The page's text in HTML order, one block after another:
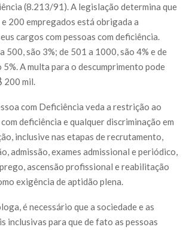
(8.213/91). A legislação determina que
200 empregados está obrigada a
cargos com pessoas com deficiência.
500, são 3%; de 501 a 1000, são 4% e de
A multa para o descumprimento pode
200 mil.
com Deficiência veda a restrição ao
deficiência e qualquer discriminação em
inclusive nas etapas de recrutamento,
admissão, exames admissional e periódico,
ascensão profissional e reabilitação
exigência de aptidão plena.
é necessário que a sociedade e as
inclusivas para que de fato as pessoas